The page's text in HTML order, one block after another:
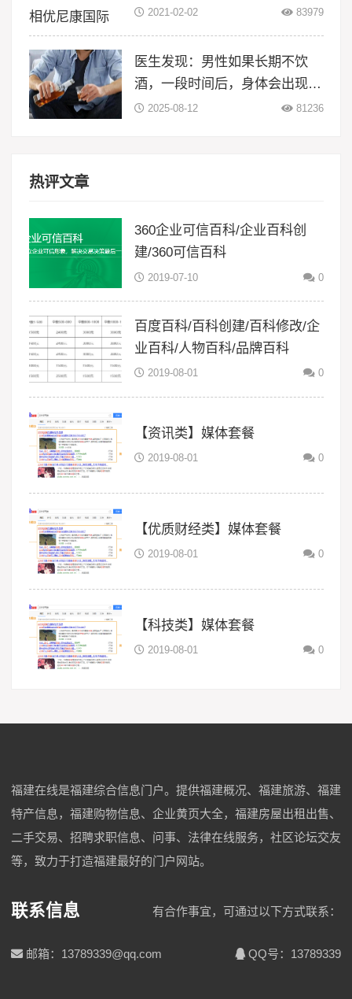
升级2021-02-02 83979
医生发现：男性如果长期不饮
酒，一段时间后，身体会出现5
大变化
2025-08-12 81236
热评文章
360企业可信百科/企业百科创
建/360可信百科
2019-07-10 0
百度百科/百科创建/百科修改/企
业百科/人物百科/品牌百科
2019-08-01 0
【资讯类】媒体套餐
2019-08-01 0
【优质财经类】媒体套餐
2019-08-01 0
【科技类】媒体套餐
2019-08-01 0
福建在线是福建综合信息门户。提供福建概况、福建旅游、福建
特产信息，福建购物信息、企业黄页大全，福建房屋出租出售、
二手交易、招聘求职信息、问事、法律在线服务，社区论坛交友
等，致力于打造福建最好的门户网站。
联系信息 有合作事宜，可通过以下方式联系：
邮箱：13789339@qq.com QQ号：13789339